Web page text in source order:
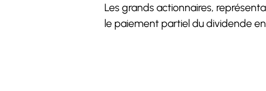
Les grands actionnaires,
le paiement partiel du dividende